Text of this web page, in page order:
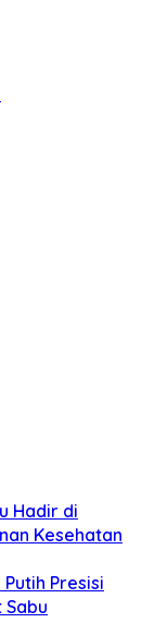
Hadir di
Kesehatan
Presisi
Sabu